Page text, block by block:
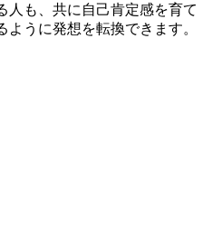
人も、共に自己肯定感を育て
うに発想を転換できます。